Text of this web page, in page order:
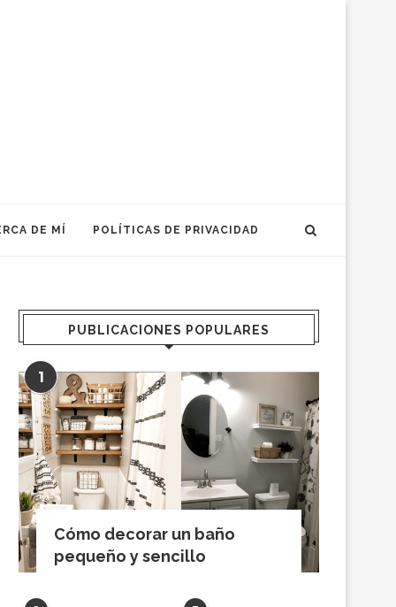
DE MÍ POLÍTICAS DE PRIVACIDAD
PUBLICACIONES POPULARES
1
Cómo decorar un baño
pequeño y sencillo